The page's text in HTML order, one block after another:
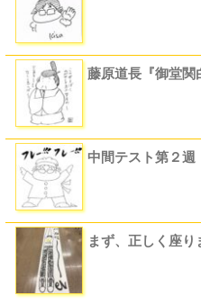
藤原道長『御堂関
中間テスト第２週
まず、正しく座り